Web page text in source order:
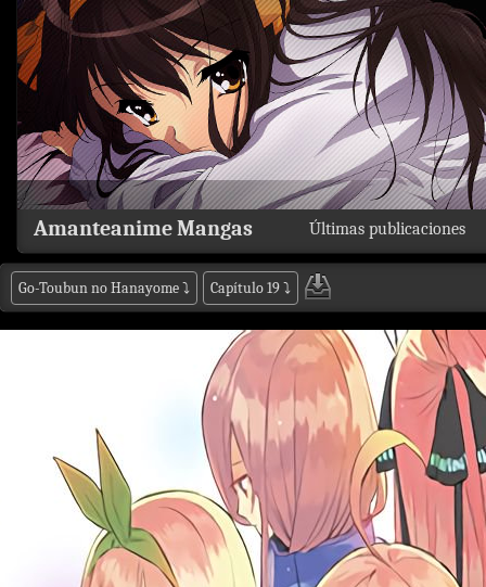
Últimas publicaciones
Amanteanime Mangas
Go-Toubun no Hanayome⤵ Capítulo 19⤵